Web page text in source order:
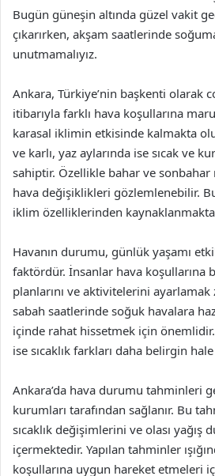
Bugün güneşin altında güzel vakit
çıkarırken, akşam saatlerinde soğuma
unutmamalıyız.
Ankara, Türkiye’nin başkenti olarak
itibarıyla farklı hava koşullarına
karasal iklimin etkisinde kalmakta
ve karlı, yaz aylarında ise sıcak ve
sahiptir. Özellikle bahar ve
hava değişiklikleri gözlemlenebilir.
iklim özelliklerinden
Havanın durumu, günlük yaşamı
faktördür. İnsanlar hava koşullarına
planlarını ve aktivitelerini
sabah saatlerinde soğuk havalara
içinde rahat hissetmek için
ise sıcaklık farkları daha belirgin
Ankara’da hava durumu tahminleri
kurumları tarafından sağlanır. Bu
sıcaklık değişimlerini ve olası yağış
içermektedir. Yapılan tahminler
koşullarına uygun hareket etmeleri